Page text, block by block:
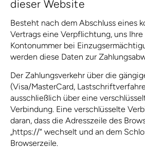
dieser Website
Besteht nach dem Abschluss eines
Vertrags eine Verpflichtung, uns Ihre
Kontonummer bei
werden diese Daten zur
Der Zahlungsverkehr über die
(Visa/MasterCard,
ausschließlich über eine
Verbindung. Eine verschlüsselte
daran, dass die Adresszeile des
„https://“ wechselt und an dem
Browserzeile.